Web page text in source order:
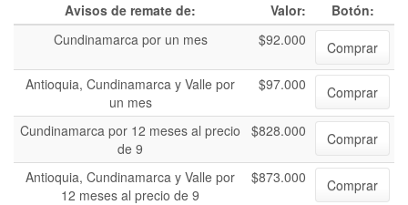
Avisos de remate de:
Valor:
Botón:
Cundinamarca por un mes
$92.000
Comprar
Antioquia, Cundinamarca y Valle por
un mes
$97.000 Comprar
Cundinamarca por 12 meses al precio
de 9
$828.000 Comprar
Antioquia, Cundinamarca y Valle por
12 meses al precio de 9
$873.000 Comprar